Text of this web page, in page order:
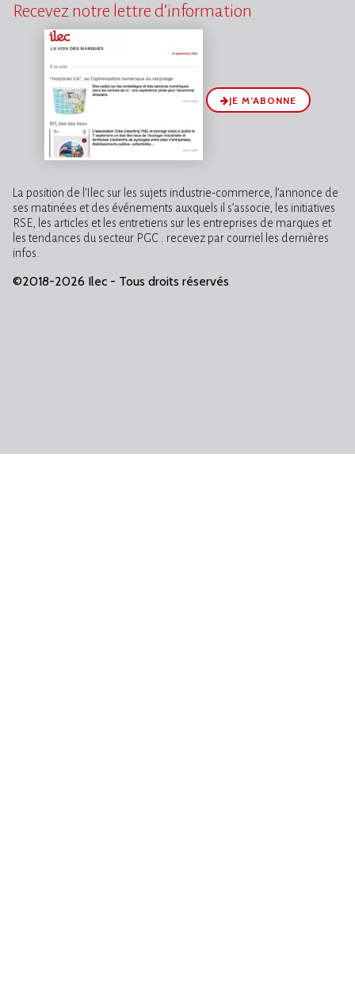
Recevez notre lettre d’information
JE M’ABONNE
La position de l’Ilec sur les sujets industrie-commerce, l’annonce de
ses matinées et des événements auxquels il s’associe, les initiatives
RSE, les articles et les entretiens sur les entreprises de marques et
les tendances du secteur PGC : recevez par courriel les dernières
infos.
©2018-2026 Ilec - Tous droits réservés